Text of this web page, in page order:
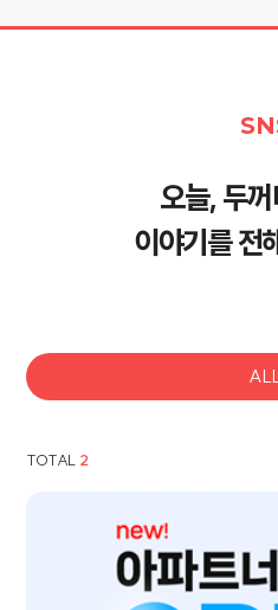
오늘, 두꺼
이야기를 전
TOTAL 2